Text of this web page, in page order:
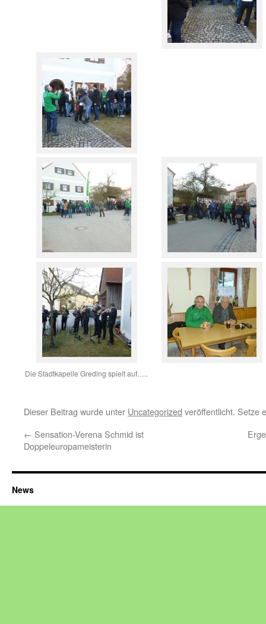
Die Stadtkapelle Greding spielt auf…..
Dieser Beitrag wurde unter Uncategorized veröffentlicht. Setze
← Sensation-Verena Schmid ist
Doppeleuropameisterin
News